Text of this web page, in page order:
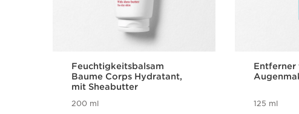
Feuchtigkeitsbalsam
Baume Corps Hydratant,
mit Sheabutter
200 ml
Entferner
125 ml